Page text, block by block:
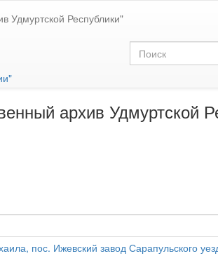
Удмуртской Республики"
архив Удмуртской
пос. Ижевский завод Сарапульского